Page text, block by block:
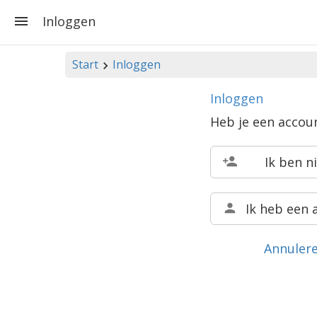
Inloggen
Start Inloggen
Inloggen
Heb je een
Ik ben
Ik heb een